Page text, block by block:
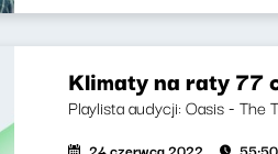
Klimaty na raty 77
Playlista audycji: Oasis - The
24 czerwca 2022 55:50